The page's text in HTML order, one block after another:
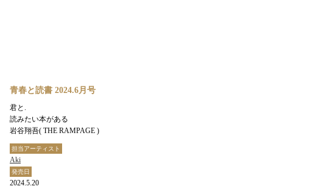
青春と読書 2024.6月号
君と.
読みたい本がある
岩谷翔吾( THE RAMPAGE )
担当アーティスト
Aki
発売日
2024.5.20